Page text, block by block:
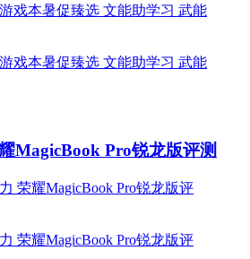
MagicBook Pro锐龙版评测